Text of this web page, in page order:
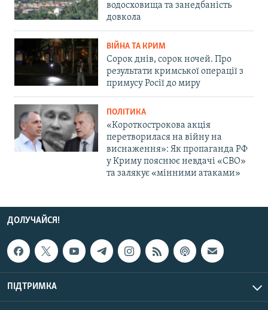
водосховища та занедбаність
довкола
ВІЙНА ТА КРИМ
Сорок днів, сорок ночей. Про
результати кримської операції з
примусу Росії до миру
ПОЛІТИКА
«Короткострокова акція
перетворилася на війну на
виснаження»: Як пропаганда РФ
у Криму пояснює невдачі «СВО»
та залякує «мінними атаками»
ДОЛУЧАЙСЯ!
ПІДТРИМКА